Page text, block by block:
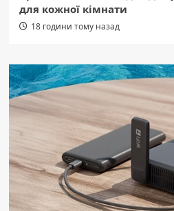
для кожної кімнати
18 години тому назад